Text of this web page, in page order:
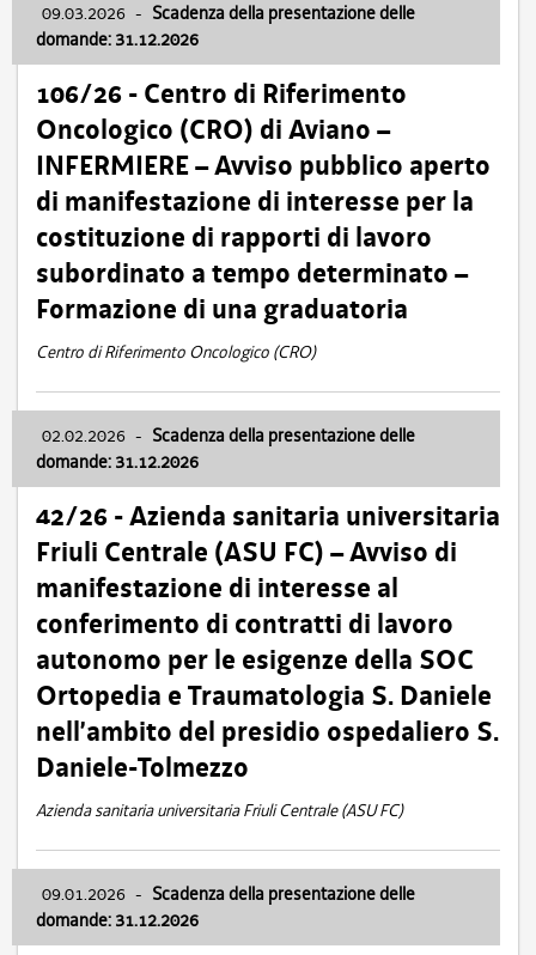
09.03.2026 - Scadenza della presentazione delle
domande: 31.12.2026
106/26 - Centro di Riferimento
Oncologico (CRO) di Aviano –
INFERMIERE – Avviso pubblico aperto
di manifestazione di interesse per la
costituzione di rapporti di lavoro
subordinato a tempo determinato –
Formazione di una graduatoria
Centro di Riferimento Oncologico (CRO)
02.02.2026 - Scadenza della presentazione delle
domande: 31.12.2026
42/26 - Azienda sanitaria universitaria
Friuli Centrale (ASU FC) – Avviso di
manifestazione di interesse al
conferimento di contratti di lavoro
autonomo per le esigenze della SOC
Ortopedia e Traumatologia S. Daniele
nell’ambito del presidio ospedaliero S.
Daniele-Tolmezzo
Azienda sanitaria universitaria Friuli Centrale (ASU FC)
09.01.2026 - Scadenza della presentazione delle
domande: 31.12.2026